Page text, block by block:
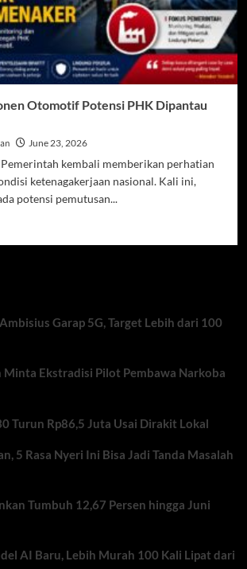
Otomotif Potensi PHK Dipantau
June 23, 2026
kembali memberikan perhatian
ketenagakerjaan nasional. Kali ini,
potensi pemutusan...
Garap 5G, Target Lebih dari 100
Minta Ekstradisi Pilot Pembawa Narkoba
Turun Rp86,5 Juta Usai Dirakit Lokal
5 Rasa Nyeri Ini Bisa Jadi Tanda Masalah
Tumbuh 12,67 Persen hingga Juni
AI Baru, Lebih Murah 100 Kali Lipat dari